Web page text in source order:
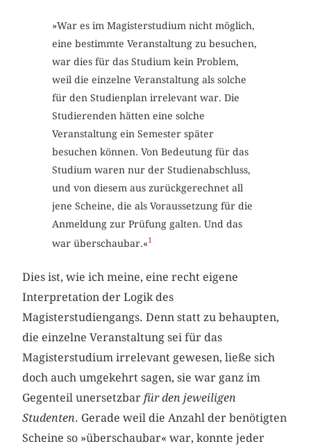
»War es im Magisterstudium nicht möglich,
eine bestimmte Veranstaltung zu besuchen,
war dies für das Studium kein Problem,
weil die einzelne Veranstaltung als solche
für den Studienplan irrelevant war. Die
Studierenden hätten eine solche
Veranstaltung ein Semester später
besuchen können. Von Bedeutung für das
Studium waren nur der Studienabschluss,
und von diesem aus zurückgerechnet all
jene Scheine, die als Voraussetzung für die
Anmeldung zur Prüfung galten. Und das
war überschaubar.«1
Dies ist, wie ich meine, eine recht eigene
Interpretation der Logik des
Magisterstudiengangs. Denn statt zu behaupten,
die einzelne Veranstaltung sei für das
Magisterstudium irrelevant gewesen, ließe sich
doch auch umgekehrt sagen, sie war ganz im
Gegenteil unersetzbarfür den jeweiligen
Studenten. Gerade weil die Anzahl der benötigten
Scheine so »überschaubar« war, konnte jeder